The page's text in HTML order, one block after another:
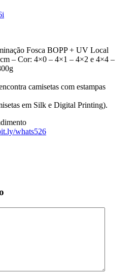
Fosca BOPP + UV Local
– Cor: 4×0 – 4×1 – 4×2 e 4×4 –
camisetas com estampas
em Silk e Digital Printing).
whats526